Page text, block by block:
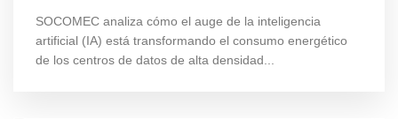
SOCOMEC analiza cómo el auge de la inteligencia
artificial (IA) está transformando el consumo energético
de los centros de datos de alta densidad...